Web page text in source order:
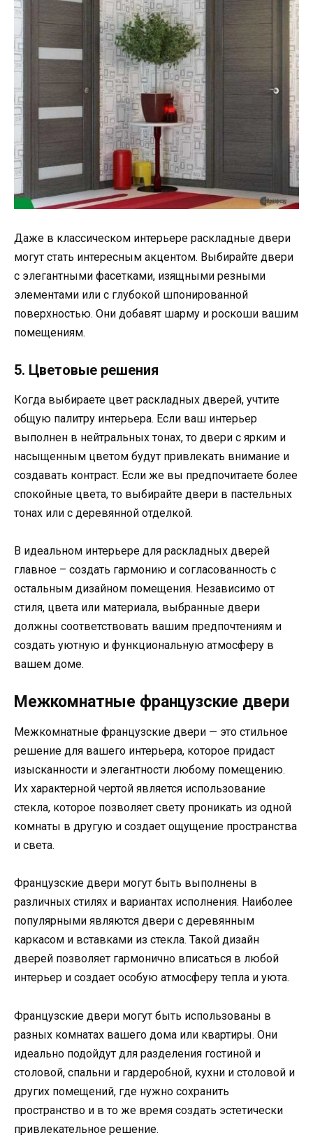
Даже в классическом интерьере раскладные двери
могут стать интересным акцентом. Выбирайте двери
с элегантными фасетками, изящными резными
элементами или с глубокой шпонированной
поверхностью. Они добавят шарму и роскоши вашим
помещениям.
5. Цветовые решения
Когда выбираете цвет раскладных дверей, учтите
общую палитру интерьера. Если ваш интерьер
выполнен в нейтральных тонах, то двери с ярким и
насыщенным цветом будут привлекать внимание и
создавать контраст. Если же вы предпочитаете более
спокойные цвета, то выбирайте двери в пастельных
тонах или с деревянной отделкой.
В идеальном интерьере для раскладных дверей
главное – создать гармонию и согласованность с
остальным дизайном помещения. Независимо от
стиля, цвета или материала, выбранные двери
должны соответствовать вашим предпочтениям и
создать уютную и функциональную атмосферу в
вашем доме.
Межкомнатные французские двери
Межкомнатные французские двери — это стильное
решение для вашего интерьера, которое придаст
изысканности и элегантности любому помещению.
Их характерной чертой является использование
стекла, которое позволяет свету проникать из одной
комнаты в другую и создает ощущение пространства
и света.
Французские двери могут быть выполнены в
различных стилях и вариантах исполнения. Наиболее
популярными являются двери с деревянным
каркасом и вставками из стекла. Такой дизайн
дверей позволяет гармонично вписаться в любой
интерьер и создает особую атмосферу тепла и уюта.
Французские двери могут быть использованы в
разных комнатах вашего дома или квартиры. Они
идеально подойдут для разделения гостиной и
столовой, спальни и гардеробной, кухни и столовой и
других помещений, где нужно сохранить
пространство и в то же время создать эстетически
привлекательное решение.